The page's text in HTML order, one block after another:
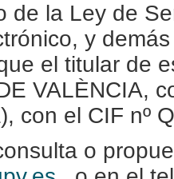
de la Ley de
y
el titular de
VALÈNCIA,
con el CIF nº
o